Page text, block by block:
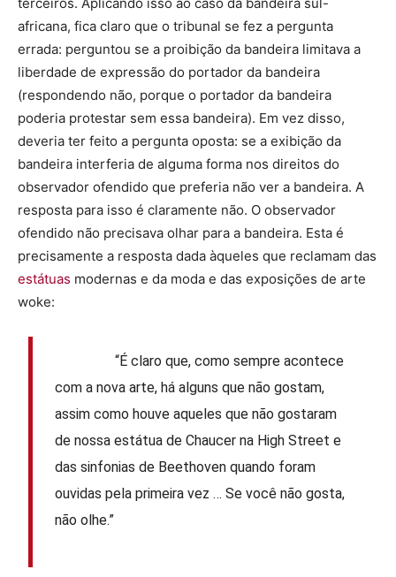
terceiros. Aplicando isso ao caso da bandeira sul-
africana, fica claro que o tribunal se fez a pergunta
errada: perguntou se a proibição da bandeira limitava a
liberdade de expressão do portador da bandeira
(respondendo não, porque o portador da bandeira
poderia protestar sem essa bandeira). Em vez disso,
deveria ter feito a pergunta oposta: se a exibição da
bandeira interferia de alguma forma nos direitos do
observador ofendido que preferia não ver a bandeira. A
resposta para isso é claramente não. O observador
ofendido não precisava olhar para a bandeira. Esta é
precisamente a resposta dada àqueles que reclamam das
estátuas modernas e da moda e das exposições de arte
woke:
“É claro que, como sempre acontece
com a nova arte, há alguns que não gostam,
assim como houve aqueles que não gostaram
de nossa estátua de Chaucer na High Street e
das sinfonias de Beethoven quando foram
ouvidas pela primeira vez … Se você não gosta,
não olhe.”